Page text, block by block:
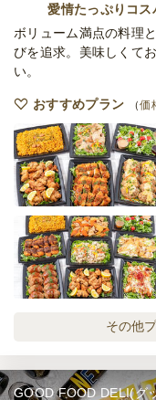
オードブル
愛情たっぷりコ
ボリューム満点の料理
びを追求。美味しくて
い。
おすすめプラン 価
その他
GOOD FOOD DELI(グ